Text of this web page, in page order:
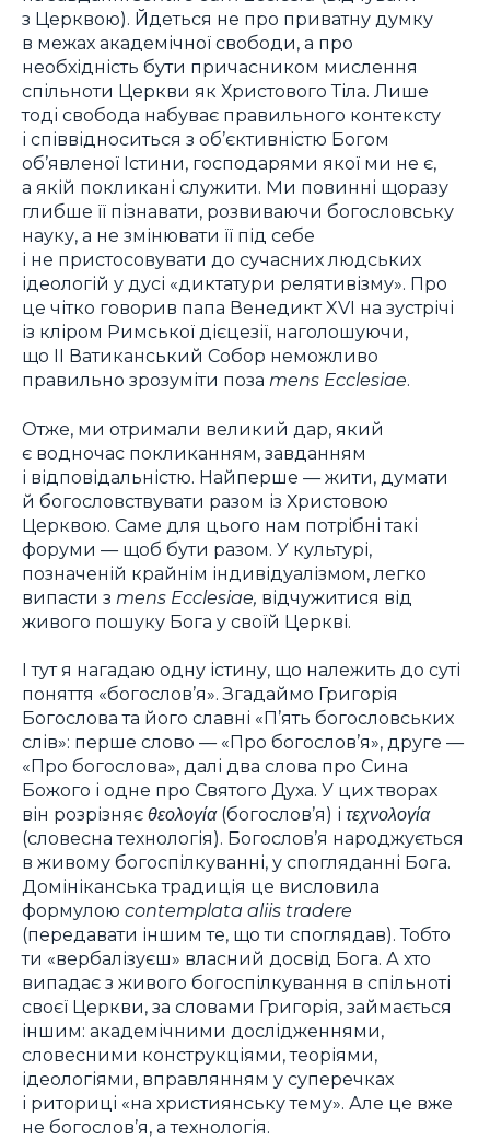
з Церквою). Йдеться не про приватну думку
в межах академічної свободи, а про
необхідність бути причасником мислення
спільноти Церкви як Христового Тіла. Лише
тоді свобода набуває правильного контексту
і співвідноситься з об’єктивністю Богом
об’явленої Істини, господарями якої ми не є,
а якій покликані служити. Ми повинні щоразу
глибше її пізнавати, розвиваючи богословську
науку, а не змінювати її під себе
і не пристосовувати до сучасних людських
ідеологій у дусі «диктатури релятивізму». Про
це чітко говорив папа Венедикт XVI на зустрічі
із кліром Римської дієцезії, наголошуючи,
що II Ватиканський Собор неможливо
правильно зрозуміти поза mens Ecclesiae.
Отже, ми отримали великий дар, який
є водночас покликанням, завданням
і відповідальністю. Найперше — жити, думати
й богословствувати разом із Христовою
Церквою. Саме для цього нам потрібні такі
форуми — щоб бути разом. У культурі,
позначеній крайнім індивідуалізмом, легко
випасти з mens Ecclesiae, відчужитися від
живого пошуку Бога у своїй Церкві.
І тут я нагадаю одну істину, що належить до суті
поняття «богослов’я». Згадаймо Григорія
Богослова та його славні «П’ять богословських
слів»: перше слово — «Про богослов’я», друге —
«Про богослова», далі два слова про Сина
Божого і одне про Святого Духа. У цих творах
він розрізняє θεολογία(богослов’я) і τεχνολογία
(словесна технологія). Богослов’я народжується
в живому богоспілкуванні, у спогляданні Бога.
Домініканська традиція це висловила
формулою contemplata aliis tradere
(передавати іншим те, що ти споглядав). Тобто
ти «вербалізуєш» власний досвід Бога. А хто
випадає з живого богоспілкування в спільноті
своєї Церкви, за словами Григорія, займається
іншим: академічними дослідженнями,
словесними конструкціями, теоріями,
ідеологіями, вправлянням у суперечках
і риториці «на християнську тему». Але це вже
не богослов’я, а технологія.